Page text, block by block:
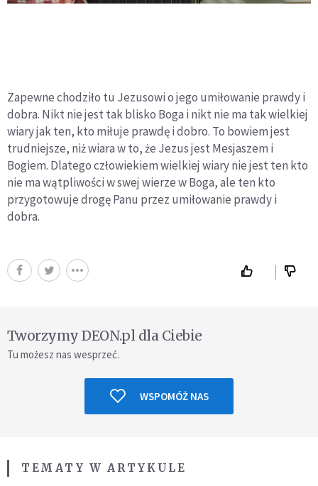
Zapewne chodziło tu Jezusowi o jego umiłowanie prawdy i
dobra. Nikt nie jest tak blisko Boga i nikt nie ma tak wielkiej
wiary jak ten, kto miłuje prawdę i dobro. To bowiem jest
trudniejsze, niż wiara w to, że Jezus jest Mesjaszem i
Bogiem. Dlatego człowiekiem wielkiej wiary nie jest ten kto
nie ma wątpliwości w swej wierze w Boga, ale ten kto
przygotowuje drogę Panu przez umiłowanie prawdy i
dobra.
Tworzymy DEON.pl dla Ciebie
Tu możesz nas wesprzeć.
WSPOMÓŻ NAS
TEMATY W ARTYKULE